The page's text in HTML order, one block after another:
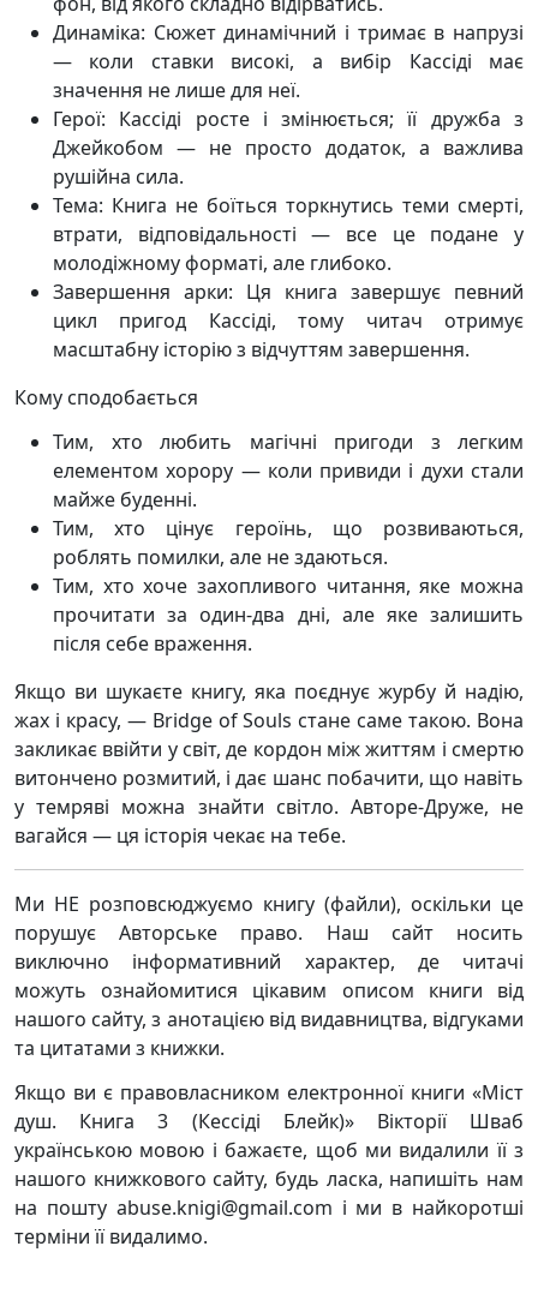
Динаміка: Сюжет динамічний і тримає в напрузі
— коли ставки високі, а вибір Кассіді має
значення не лише для неї.
Герої: Кассіді росте і змінюється; її дружба з
Джейкобом — не просто додаток, а важлива
рушійна сила.
Тема: Книга не боїться торкнутись теми смерті,
втрати, відповідальності — все це подане у
молодіжному форматі, але глибоко.
Завершення арки: Ця книга завершує певний
цикл пригод Кассіді, тому читач отримує
масштабну історію з відчуттям завершення.
Кому сподобається
Тим, хто любить магічні пригоди з легким
елементом хорору — коли привиди і духи стали
майже буденні.
Тим, хто цінує героїнь, що розвиваються,
роблять помилки, але не здаються.
Тим, хто хоче захопливого читання, яке можна
прочитати за один-два дні, але яке залишить
після себе враження.
Якщо ви шукаєте книгу, яка поєднує журбу й надію,
жах і красу, — Bridge of Souls стане саме такою. Вона
закликає ввійти у світ, де кордон між життям і смертю
витончено розмитий, і дає шанс побачити, що навіть
у темряві можна знайти світло. Авторе-Друже, не
вагайся — ця історія чекає на тебе.
Ми НЕ розповсюджуємо книгу (файли), оскільки це
порушує Авторське право. Наш сайт носить
виключно інформативний характер, де читачі
можуть ознайомитися цікавим описом книги від
нашого сайту, з анотацією від видавництва, відгуками
та цитатами з книжки.
Якщо ви є правовласником електронної книги «Міст
душ. Книга 3 (Кессіді Блейк)» Вікторії Шваб
українською мовою і бажаєте, щоб ми видалили її з
нашого книжкового сайту, будь ласка, напишіть нам
на пошту abuse.knigi@gmail.com і ми в найкоротші
терміни її видалимо.